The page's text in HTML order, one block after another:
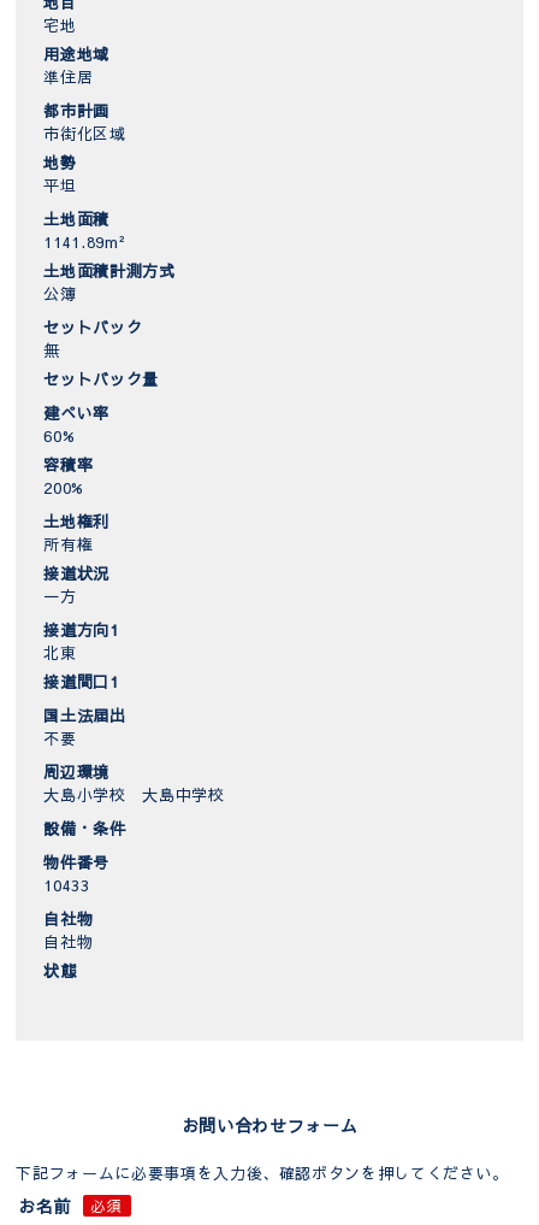
宅地
用途地域
準住居
都市計画
市街化区域
地勢
平坦
土地面積
1141.89m²
土地面積計測方式
公簿
セットバック
無
セットバック量
建ぺい率
60%
容積率
200%
土地権利
所有権
接道状況
一方
接道方向1
北東
接道間口1
国土法届出
不要
周辺環境
大島小学校 大島中学校
設備・条件
物件番号
10433
自社物
自社物
状態
お問い合わせフォーム
下記フォームに必要事項を入力後、確認ボタンを押してください。
お名前 必須